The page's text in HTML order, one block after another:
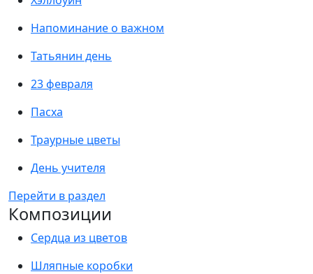
Напоминание о важном
Татьянин день
23 февраля
Пасха
Траурные цветы
День учителя
Перейти в раздел
Композиции
Сердца из цветов
Шляпные коробки